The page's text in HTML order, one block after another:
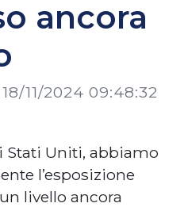
ancora
18/11/2024 09:48:32
Stati Uniti, abbiamo
l’esposizione
livello ancora